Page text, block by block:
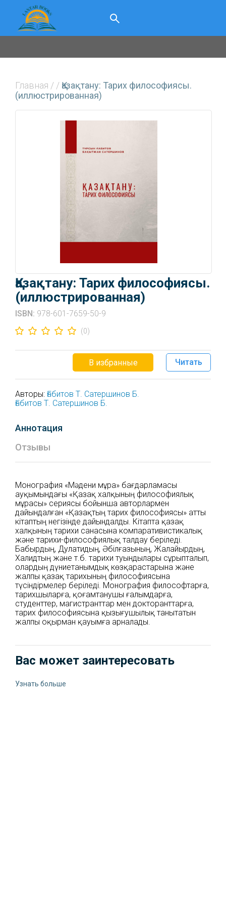
Главная / / Қазақтану: Тарих философиясы.
(иллюстрированная)
Қазақтану: Тарих философиясы.
(иллюстрированная)
ISBN: 978-601-7659-50-9
(0)
В избранные Читать
Авторы: Ғабитов Т. Сатершинов Б.
Ғабитов Т. Сатершинов Б.
Аннотация
Отзывы
Монография «Мәдени мұра» бағдарламасы
ауқымындағы «Қазақ халқының философиялық
мұрасы» сериясы бойынша авторлармен
дайындалған «Қазақтың тарих философиясы» атты
кітаптың негізінде дайындалды. Кітапта қазақ
халқының тарихи санасына компаративистикалық
және тарихи-философиялық талдау беріледі.
Бабырдың, Дулатидың, Әбілғазының, Жалайырдың,
Халидтың және т.б. тарихи туындылары сұрыпталып,
олардың дүниетанымдық көзқарастарына және
жалпы қазақ тарихының философиясына
түсіндірмелер беріледі. Монография философтарға,
тарихшыларға, қоғамтанушы ғалымдарға,
студенттер, магистранттар мен докторанттарға,
тарих философиясына қызығушылық танытатын
жалпы оқырман қауымға арналады.
Вас может заинтересовать
Узнать больше